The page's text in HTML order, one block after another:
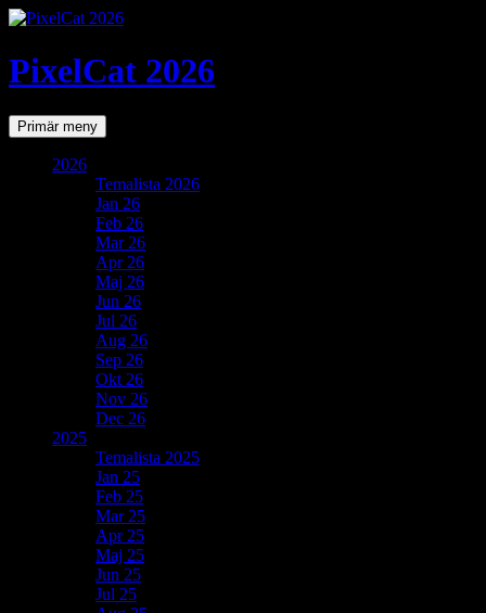
PixelCat 2026
SökPrimär meny Gå
till
2026
Temalista 2026
Jan 26
Feb 26
Mar 26
Apr 26
Maj 26
Jun 26
Jul 26
Aug 26
Sep 26
Okt 26
Nov 26
Dec 26
2025
Temalista 2025
Jan 25
Feb 25
Mar 25
Apr 25
Maj 25
Jun 25
Jul 25